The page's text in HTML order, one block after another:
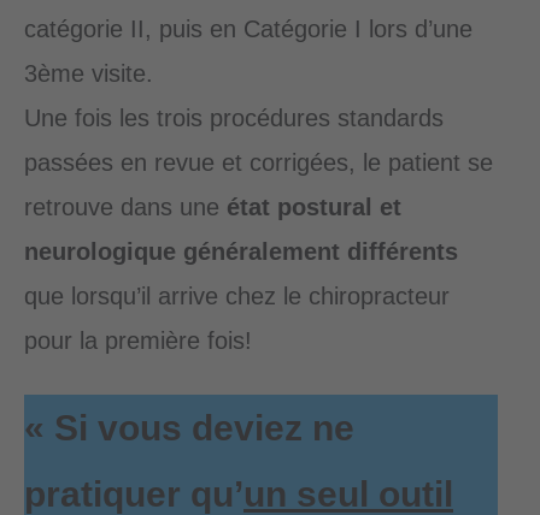
catégorie II, puis en Catégorie I lors d’une
3ème visite.
Une fois les trois procédures standards
passées en revue et corrigées, le patient se
retrouve dans une état postural et
neurologique généralement différents
que lorsqu’il arrive chez le chiropracteur
pour la première fois!
« Si vous deviez ne
pratiquer qu’un seul outil